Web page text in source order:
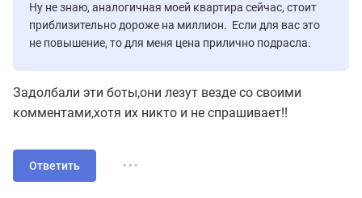
Ну не знаю, аналогичная моей квартира сейчас, стоит
приблизительно дороже на миллион. Если для вас это
не повышение, то для меня цена прилично подрасла.
Задолбали эти боты,они лезут везде со своими
комментами,хотя их никто и не спрашивает!!
Ответить ...